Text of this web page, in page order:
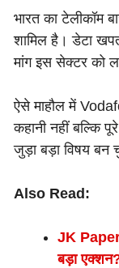
भारत का टेलीकॉम
शामिल है। डेटा
मांग इस सेक्टर को
ऐसे माहौल में
कहानी नहीं बल्कि
जुड़ा बड़ा विषय बन
Also Read:
JK
बड़ा